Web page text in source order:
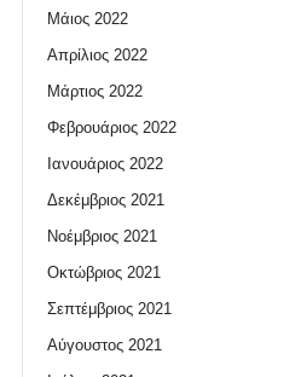
Μάιος 2022
Απρίλιος 2022
Μάρτιος 2022
Φεβρουάριος 2022
Ιανουάριος 2022
Δεκέμβριος 2021
Νοέμβριος 2021
Οκτώβριος 2021
Σεπτέμβριος 2021
Αύγουστος 2021